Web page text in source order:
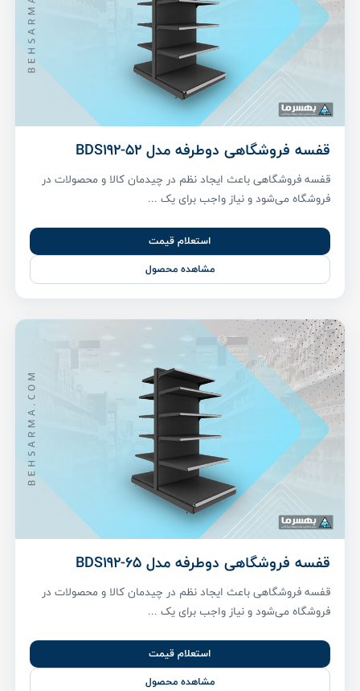
قفسه فروشگاهی دوطرفه مدل BDS192-52
قفسه فروشگاهی باعث ایجاد نظم در چیدمان کالا و محصولات در
فروشگاه می‌شود و نیاز واجب برای یک ...
استعلام قیمت
مشاهده محصول
قفسه فروشگاهی دوطرفه مدل BDS192-65
قفسه فروشگاهی باعث ایجاد نظم در چیدمان کالا و محصولات در
فروشگاه می‌شود و نیاز واجب برای یک ...
استعلام قیمت
مشاهده محصول